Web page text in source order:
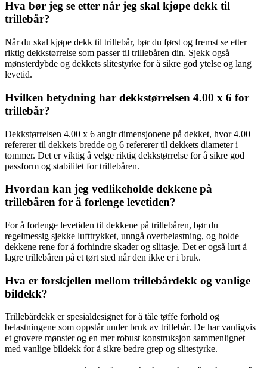
Hva bør jeg se etter når jeg skal kjøpe dekk til
trillebår?
Når du skal kjøpe dekk til trillebår, bør du først og fremst se etter
riktig dekkstørrelse som passer til trillebåren din. Sjekk også
mønsterdybde og dekkets slitestyrke for å sikre god ytelse og lang
levetid.
Hvilken betydning har dekkstørrelsen 4.00 x 6 for
trillebår?
Dekkstørrelsen 4.00 x 6 angir dimensjonene på dekket, hvor 4.00
refererer til dekkets bredde og 6 refererer til dekkets diameter i
tommer. Det er viktig å velge riktig dekkstørrelse for å sikre god
passform og stabilitet for trillebåren.
Hvordan kan jeg vedlikeholde dekkene på
trillebåren for å forlenge levetiden?
For å forlenge levetiden til dekkene på trillebåren, bør du
regelmessig sjekke lufttrykket, unngå overbelastning, og holde
dekkene rene for å forhindre skader og slitasje. Det er også lurt å
lagre trillebåren på et tørt sted når den ikke er i bruk.
Hva er forskjellen mellom trillebårdekk og vanlige
bildekk?
Trillebårdekk er spesialdesignet for å tåle tøffe forhold og
belastningene som oppstår under bruk av trillebår. De har vanligvis
et grovere mønster og en mer robust konstruksjon sammenlignet
med vanlige bildekk for å sikre bedre grep og slitestyrke.